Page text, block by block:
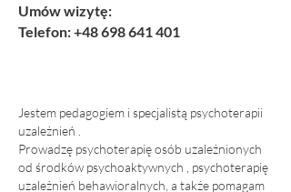
Umów wizytę:
Telefon: +48698 641 401
Jestem pedagogiem i specjalistą psychoterapii
uzależnień .
Prowadzę psychoterapię osób uzależnionych
od środków psychoaktywnych , psychoterapię
uzależnień behawioralnych, a także pomagam